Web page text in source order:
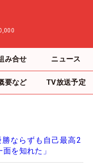
み合せ ニュース
要など TV放送予定
ならずも自己最高2
を知れた」